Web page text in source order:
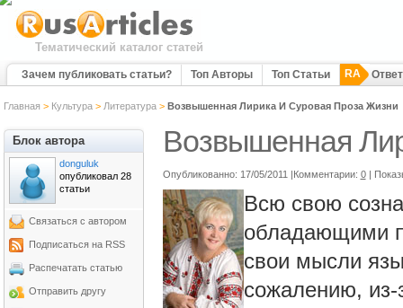
Тематический каталог статей
Зачем публиковать статьи? Топ Авторы Топ Статьи RA
Главная > Культура> Литература> Возвышенная Лирика И Суровая Проза Жизни
Возвышенная
Опубликованно: 17/05/2011 |Комментарии: 0 |
Всю свою
обладающими
свои мысли
сожалению, из-
Блок автора
donguluk
опубликовал 28
статьи
Связаться с автором
Подписаться на RSS
Распечатать статью
Отправить другу